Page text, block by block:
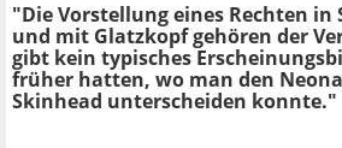
"Die Vorstellung eines Rechten in
und mit Glatzkopf gehören der
gibt kein typisches
früher hatten, wo man den
Skinhead unterscheiden konnte."